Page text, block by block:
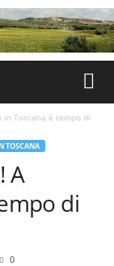
in Toscana è tempo di
TOSCANA
A
di
0